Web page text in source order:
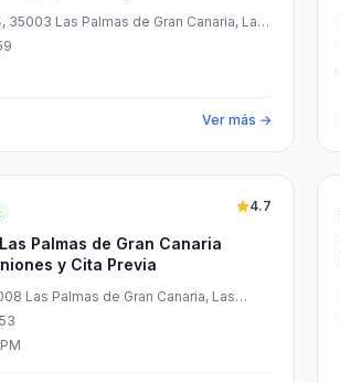
35003 Las Palmas de Gran Canaria, Las
Ver más →
Palmas de Gran Canaria
y Cita Previa
4.7
Las Palmas de Gran Canaria, Las